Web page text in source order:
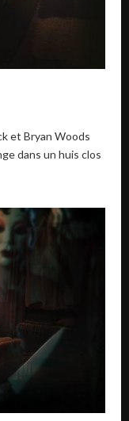
et Bryan Woods
dans un huis clos